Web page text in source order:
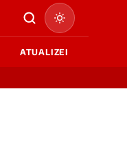
ATUALIZEI